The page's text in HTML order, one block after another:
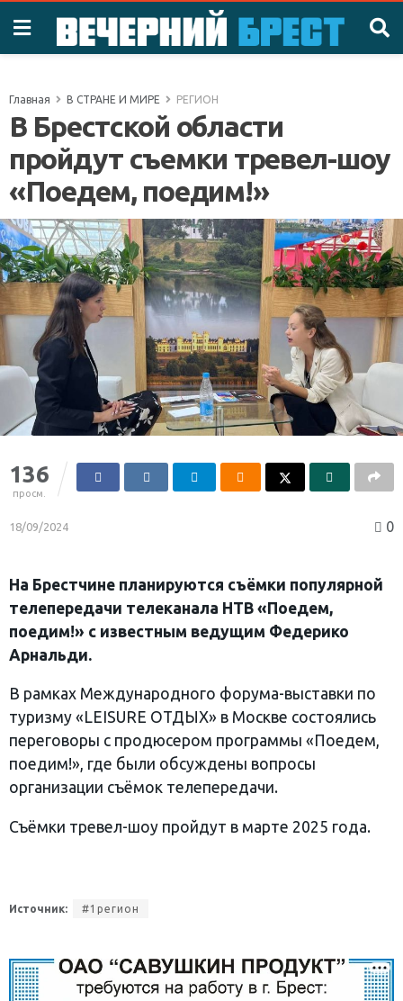
Главная В СТРАНЕ И МИРЕ РЕГИОН
В Брестской области
пройдут съемки тревел-шоу
«Поедем, поедим!»
136
просм.
18/09/2024 0
На Брестчине планируются съёмки популярной
телепередачи телеканала НТВ «Поедем,
поедим!» с известным ведущим Федерико
Арнальди.
В рамках Международного форума-выставки по
туризму «LEISURE ОТДЫХ» в Москве состоялись
переговоры с продюсером программы «Поедем,
поедим!», где были обсуждены вопросы
организации съёмок телепередачи.
Съёмки тревел-шоу пройдут в марте 2025 года.
Источник: #1регион